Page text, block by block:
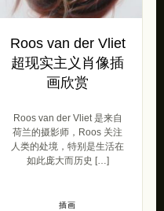
Roos van der Vliet
超现实主义肖像插
画欣赏
Roos van der Vliet 是来自
荷兰的摄影师，Roos 关注
人类的处境，特别是生活在
如此庞大而历史 […]
插画